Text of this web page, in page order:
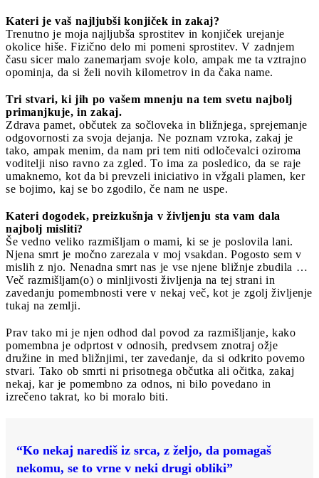
Kateri je vaš najljubši konjiček in zakaj?
Trenutno je moja najljubša sprostitev in konjiček urejanje
okolice hiše. Fizično delo mi pomeni sprostitev. V zadnjem
času sicer malo zanemarjam svoje kolo, ampak me ta vztrajno
opominja, da si želi novih kilometrov in da čaka name.
Tri stvari, ki jih po vašem mnenju na tem svetu najbolj
primanjkuje, in zakaj.
Zdrava pamet, občutek za sočloveka in bližnjega, sprejemanje
odgovornosti za svoja dejanja. Ne poznam vzroka, zakaj je
tako, ampak menim, da nam pri tem niti odločevalci oziroma
voditelji niso ravno za zgled. To ima za posledico, da se raje
umaknemo, kot da bi prevzeli iniciativo in vžgali plamen, ker
se bojimo, kaj se bo zgodilo, če nam ne uspe.
Kateri dogodek, preizkušnja v življenju sta vam dala
najbolj misliti?
Še vedno veliko razmišljam o mami, ki se je poslovila lani.
Njena smrt je močno zarezala v moj vsakdan. Pogosto sem v
mislih z njo. Nenadna smrt nas je vse njene bližnje zbudila …
Več razmišljam(o) o minljivosti življenja na tej strani in
zavedanju pomembnosti vere v nekaj več, kot je zgolj življenje
tukaj na zemlji.
Prav tako mi je njen odhod dal povod za razmišljanje, kako
pomembna je odprtost v odnosih, predvsem znotraj ožje
družine in med bližnjimi, ter zavedanje, da si odkrito povemo
stvari. Tako ob smrti ni prisotnega občutka ali očitka, zakaj
nekaj, kar je pomembno za odnos, ni bilo povedano in
izrečeno takrat, ko bi moralo biti.
“Ko nekaj narediš iz srca, z željo, da pomagaš
nekomu, se to vrne v neki drugi obliki”